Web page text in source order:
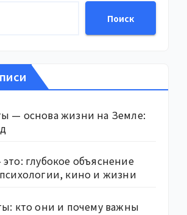
Поиск
— основа жизни на Земле:
глубокое объяснение
кино и жизни
кто они и почему важны